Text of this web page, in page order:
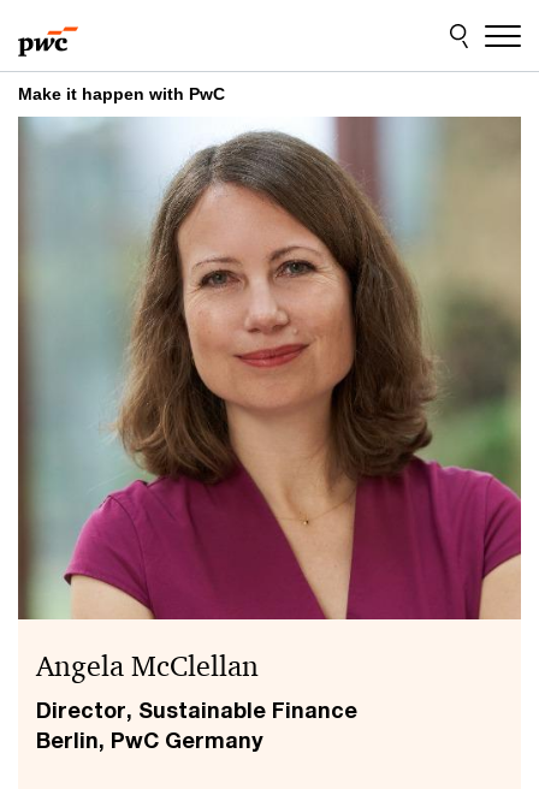
to
content
to
footer
Make it happen with PwC
Angela McClellan
Director, Sustainable Finance
Berlin, PwC Germany